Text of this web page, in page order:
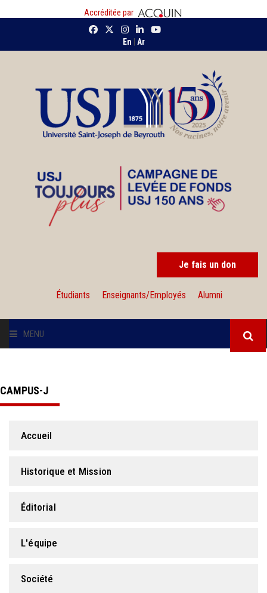
Accréditée par
En Ar
Je fais un don
Étudiants Enseignants/Employés Alumni
MENU
INSTITUTIONS
ADMISSION
CAMPUS-J
Accueil
Historique et Mission
Éditorial
L'équipe
Société